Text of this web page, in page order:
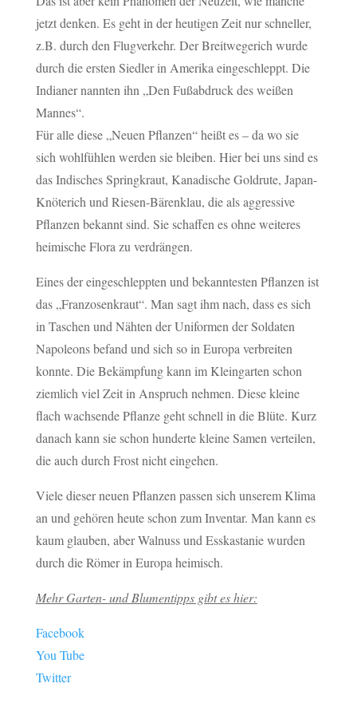
jetzt denken. Es geht in der heutigen Zeit nur schneller,
z.B. durch den Flugverkehr. Der Breitwegerich wurde
durch die ersten Siedler in Amerika eingeschleppt. Die
Indianer nannten ihn „Den Fußabdruck des weißen
Mannes“.
Für alle diese „Neuen Pflanzen“ heißt es – da wo sie
sich wohlfühlen werden sie bleiben. Hier bei uns sind es
das Indisches Springkraut, Kanadische Goldrute, Japan-
Knöterich und Riesen-Bärenklau, die als aggressive
Pflanzen bekannt sind. Sie schaffen es ohne weiteres
heimische Flora zu verdrängen.
Eines der eingeschleppten und bekanntesten Pflanzen ist
das „Franzosenkraut“. Man sagt ihm nach, dass es sich
in Taschen und Nähten der Uniformen der Soldaten
Napoleons befand und sich so in Europa verbreiten
konnte. Die Bekämpfung kann im Kleingarten schon
ziemlich viel Zeit in Anspruch nehmen. Diese kleine
flach wachsende Pflanze geht schnell in die Blüte. Kurz
danach kann sie schon hunderte kleine Samen verteilen,
die auch durch Frost nicht eingehen.
Viele dieser neuen Pflanzen passen sich unserem Klima
an und gehören heute schon zum Inventar. Man kann es
kaum glauben, aber Walnuss und Esskastanie wurden
durch die Römer in Europa heimisch.
Mehr Garten- und Blumentipps gibt es hier:
Facebook
You Tube
Twitter